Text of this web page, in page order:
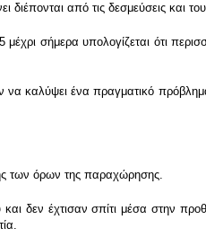
από τις δεσμεύσεις και
σήμερα υπολογίζεται ότι
να καλύψει ένα πραγματικό
των όρων της παραχώρησης.
δεν έχτισαν σπίτι μέσα στην